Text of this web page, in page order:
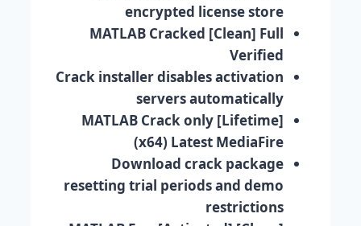
encrypted license store
MATLAB Cracked [Clean] Full
Verified
Crack installer disables activation
servers automatically
MATLAB Crack only [Lifetime]
(x64) Latest MediaFire
Download crack package
resetting trial periods and demo
restrictions